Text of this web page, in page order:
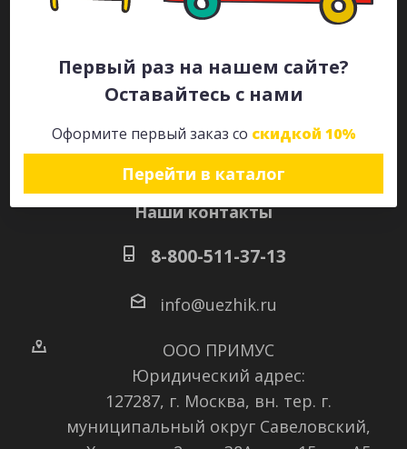
Первый раз на нашем сайте?
Оставайтесь с нами
Оформите первый заказ со скидкой 10%
Перейти в каталог
Будьте всегда в курсе!
Наши контакты
8-800-511-37-13
info@uezhik.ru
ООО ПРИМУС
Юридический адрес:
127287, г. Москва, вн. тер. г.
муниципальный округ Савеловский,